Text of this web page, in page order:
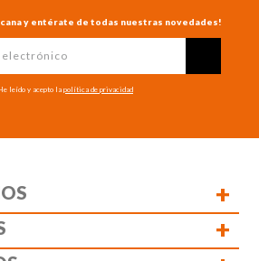
y entérate de todas nuestras novedades!
leído y acepto lapolítica de privacidad
+
+